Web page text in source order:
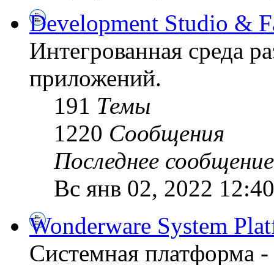
Development Studio &
Интегрованная среда
приложений.
191 Темы
1220 Сообщения
Последнее сообщение
Вс янв 02, 2022
Wonderware System
Системная платформа